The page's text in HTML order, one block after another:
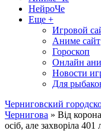
НейроЧе
Еще +
Игровой
Аниме сайт
Гороскоп
Онлайн
Новости
Для
Черниговский
Чернигова » Від
осіб, але захворіла